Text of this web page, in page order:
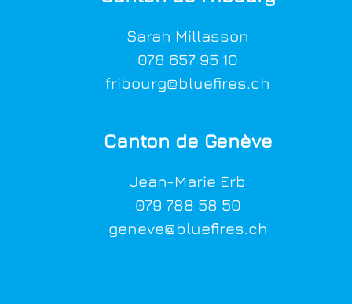
Sarah Millasson
078 657 95 10
fribourg@bluefires.ch
Canton de Genève
Jean-Marie Erb
079 788 58 50
geneve@bluefires.ch